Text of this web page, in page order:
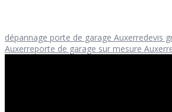
dépannage porte de garage Auxerredevis
Auxerreporte de garage sur mesure